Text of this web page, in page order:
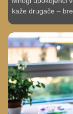
kaže drugače –